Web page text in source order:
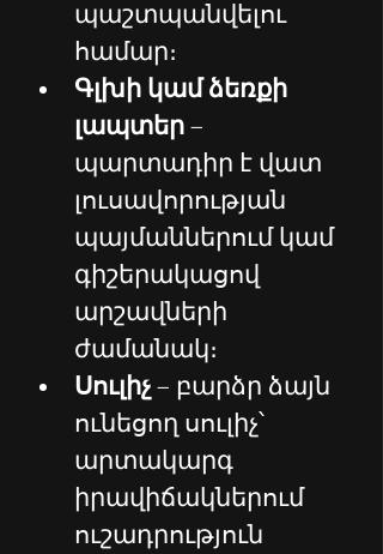
պաշտպանվելու
համար։
Գլխի կամ ձեռքի
լապտեր –
պարտադիր է վատ
լուսավորության
պայմաններում կամ
գիշերակացով
արշավների
ժամանակ։
Սուլիչ – բարձր ձայն
ունեցող սուլիչ՝
արտակարգ
իրավիճակներում
ուշադրություն